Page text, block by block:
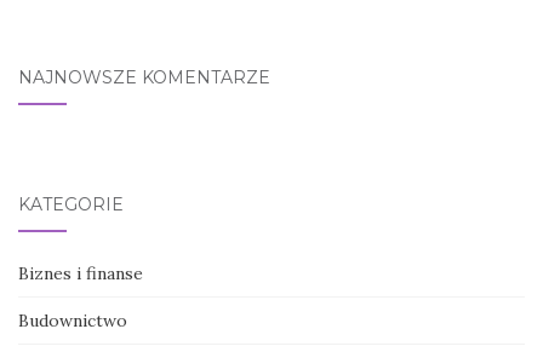
NAJNOWSZE KOMENTARZE
KATEGORIE
Biznes i finanse
Budownictwo